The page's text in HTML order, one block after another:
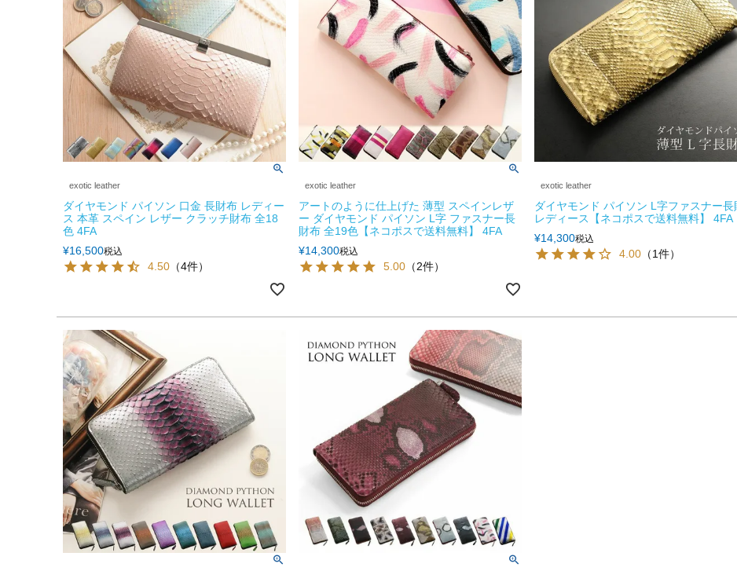
exotic leather
ダイヤモンド パイソン 口金 長財布 レディー
ス 本革 スペイン レザー クラッチ財布 全18
色 4FA
¥16,500税込
4.50 （4件）
exotic leather
アートのように仕上げた 薄型 スペインレザ
ー ダイヤモンド パイソン L字 ファスナー長
財布 全19色【ネコポスで送料無料】 4FA
¥14,300税込
5.00 （2件）
exotic leather
ダイヤモンド パイソン L字ファスナー長
レディース【ネコポスで送料無料】 4FA
¥14,300税込
4.00 （1件）